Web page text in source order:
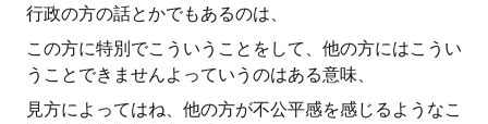
行政の方の話とかでもあるのは、
この方に特別でこういうことをして、他の方にはこうい
うことできませんよっていうのはある意味、
見方によってはね、他の方が不公平感を感じるようなこ